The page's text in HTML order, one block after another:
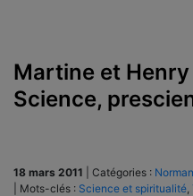
Martine et
Science,
18 mars 2011 Catégories :
Mots-clés : Science et spiritualité